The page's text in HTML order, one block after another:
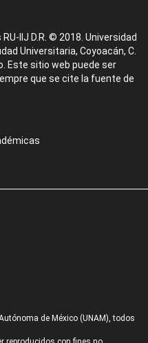
IIJ D.R. © 2018. Universidad
Universitaria, Coyoacán, C.
Este sitio web puede ser
que se cite la fuente de
de México (UNAM), todos